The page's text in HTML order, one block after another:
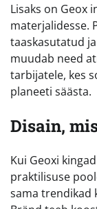
Lisaks on Geox
materjalidesse.
taaskasutatud
muudab need
tarbijatele, kes
planeeti säästa.
Disain,
Kui Geoxi
praktilisuse
sama trendikad